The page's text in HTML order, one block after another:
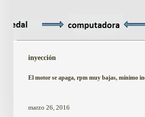
inyección
El motor se apaga, rpm muy bajas, mínimo
marzo 26, 2016